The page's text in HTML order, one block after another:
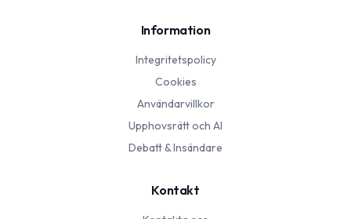
Information
Integritetspolicy
Cookies
Användarvillkor
Upphovsrätt och AI
Debatt & Insändare
Kontakt